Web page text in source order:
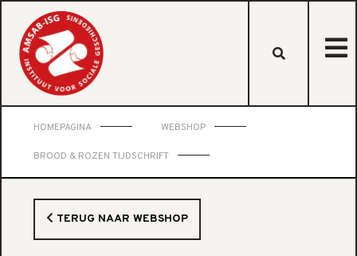
HOMEPAGINA WEBSHOP
BROOD & ROZEN TIJDSCHRIFT
TERUG NAAR WEBSHOP